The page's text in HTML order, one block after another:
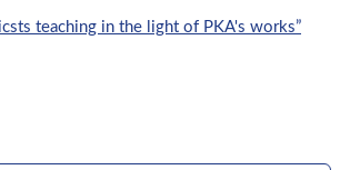
teaching in the light of PKA's works”